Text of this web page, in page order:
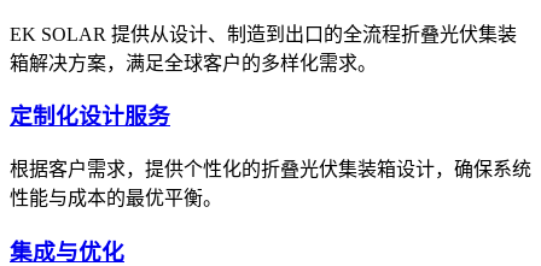
EK SOLAR 提供从设计、制造到出口的全流程折叠光伏集装
箱解决方案，满足全球客户的多样化需求。
定制化设计服务
根据客户需求，提供个性化的折叠光伏集装箱设计，确保系统
性能与成本的最优平衡。
集成与优化